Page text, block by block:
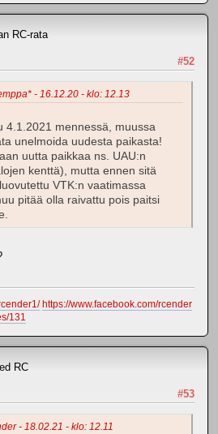
RC-rata
#52
- 16.12.20 - klo: 12.13
4.1.2021 mennessä, muussa
unelmoida uudesta paikasta!
uutta paikkaa ns. UAU:n
kenttä), mutta ennen sitä
VTK:n vaatimassa
pitää olla raivattu pois paitsi
https://www.facebook.com/rcender
131
RC
#53
- 18.02.21 - klo: 12.11